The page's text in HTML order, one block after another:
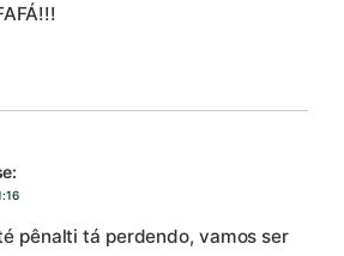
pênalti tá perdendo, vamos ser